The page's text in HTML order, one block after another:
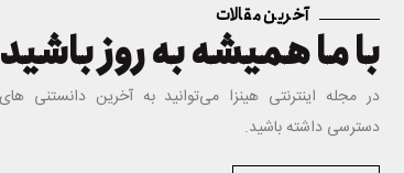
آخرین مقالات
با ما همیشه به روز باشید
دسترسی داشته باشید.